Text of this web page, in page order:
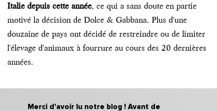
Italie depuis cette année, ce qui a sans doute en partie
motivé la décision de Dolce & Gabbana. Plus d'une
douzaine de pays ont décidé de restreindre ou de limiter
l'élevage d'animaux à fourrure au cours des 20 dernières
années.
Merci d'avoir lu notre blog ! Avant de